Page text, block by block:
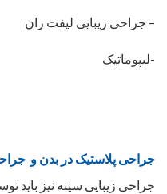
– جراحی زیبایی لیفت ران
-لیپوماتیک
جراحی پلاستیک در بدن و
جراحی زیبایی سینه نیز باید